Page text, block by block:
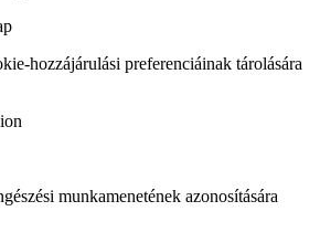
hozzájárulási preferenciáinak tárolására
munkamenetének azonosítására